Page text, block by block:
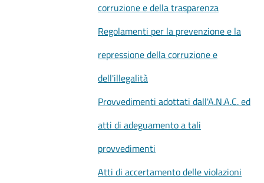
corruzione e della trasparenza
Regolamenti per la prevenzione e la
repressione della corruzione e
dell'illegalità
Provvedimenti adottati dall'A.N.A.C. ed
atti di adeguamento a tali
provvedimenti
Atti di accertamento delle violazioni